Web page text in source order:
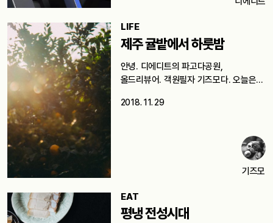
LIFE
제주 귤밭에서 하룻밤
안녕. 디에디트의 파고다공원,
올드리뷰어. 객원필자 기즈모다. 오늘은
2018. 11. 29
기즈모
EAT
평냉 전성시대